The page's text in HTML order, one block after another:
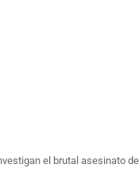
el brutal asesinato